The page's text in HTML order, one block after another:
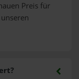
Preis für